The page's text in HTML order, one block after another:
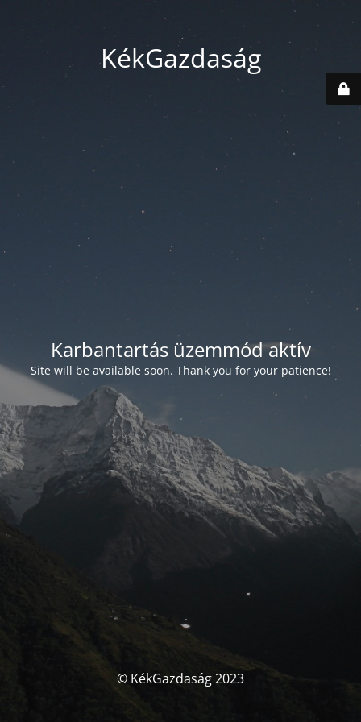
KékGazdaság
Karbantartás üzemmód aktív
Site will be available soon. Thank you for your patience!
© KékGazdaság 2023